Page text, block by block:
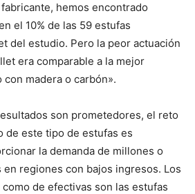
hemos encontrado
el 10% de las 59 estufas
del estudio. Pero la peor actuación
era comparable a la mejor
madera o carbón».
son prometedores, el reto
de este tipo de estufas es
la demanda de millones o
regiones con bajos ingresos. Los
de efectivas son las estufas